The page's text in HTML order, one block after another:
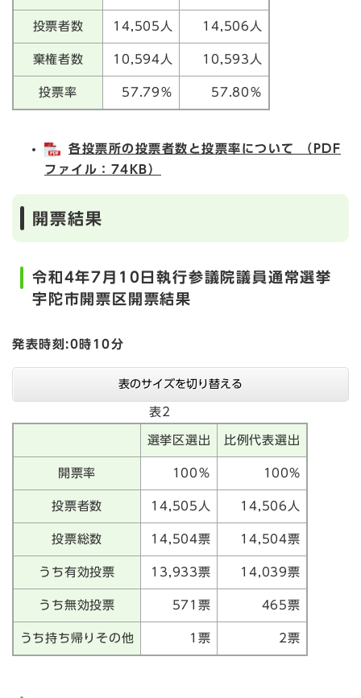
投票者数 14,505人 14,506人
棄権者数 10,594人 10,593人
投票率 57.79％ 57.80％
各投票所の投票者数と投票率について （PDF
ファイル：74KB）
開票結果
令和4年7月10日執行参議院議員通常選挙
宇陀市開票区開票結果
発表時刻:0時10分
表のサイズを切り替える
表2
選挙区選出 比例代表選出
開票率 100％ 100%
投票者数 14,505人 14,506人
投票総数 14,504票 14,504票
うち有効投票 13,933票 14,039票
うち無効投票 571票 465票
うち持ち帰りその他 1票 2票